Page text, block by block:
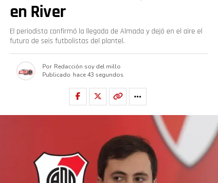
en River
El periodista confirmó la llegada de Almada y dejó en el aire el
futuro de seis futbolistas del plantel.
Por Redacción soy del millo
Publicado hace 43 segundos